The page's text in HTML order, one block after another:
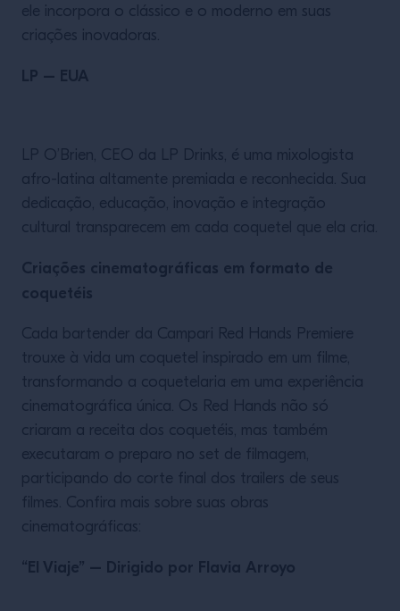
ele incorpora o clássico e o moderno em suas
criações inovadoras.
LP – EUA
LP O’Brien, CEO da LP Drinks, é uma mixologista
afro-latina altamente premiada e reconhecida. Sua
dedicação, educação, inovação e integração
cultural transparecem em cada coquetel que ela cria.
Criações cinematográficas em formato de
coquetéis
Cada bartender da Campari Red Hands Premiere
trouxe à vida um coquetel inspirado em um filme,
transformando a coquetelaria em uma experiência
cinematográfica única. Os Red Hands não só
criaram a receita dos coquetéis, mas também
executaram o preparo no set de filmagem,
participando do corte final dos trailers de seus
filmes. Confira mais sobre suas obras
cinematográficas:
“El Viaje” – Dirigido por Flavia Arroyo